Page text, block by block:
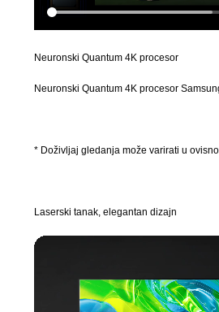
Neuronski Quantum 4K procesor
Neuronski Quantum 4K procesor
* Doživljaj gledanja može varirati u
Laserski tanak, elegantan dizajn